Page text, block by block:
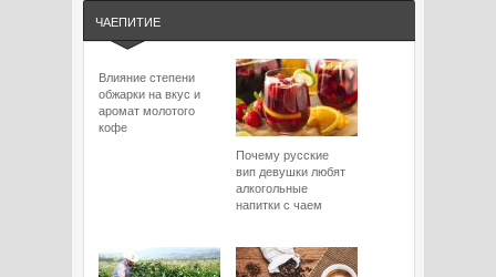
ЧАЕПИТИЕ
Влияние степени
обжарки на вкус и
аромат молотого
кофе
Почему русские
вип девушки любят
алкогольные
напитки с чаем